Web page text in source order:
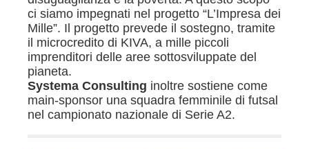
ci siamo impegnati nel progetto “L’Impresa dei
Mille”. Il progetto prevede il sostegno, tramite
il microcredito di KIVA, a mille piccoli
imprenditori delle aree sottosviluppate del
pianeta.
Systema Consulting inoltre sostiene come
main-sponsor una squadra femminile di futsal
nel campionato nazionale di Serie A2.